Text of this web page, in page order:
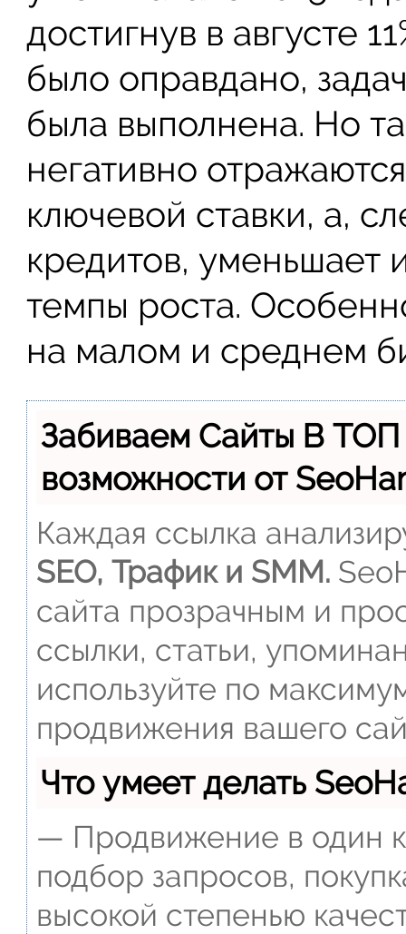
достигнув в августе
было оправдано,
была выполнена. Но
негативно
ключевой ставки, а,
кредитов, уменьшает
темпы роста.
на малом и среднем
Забиваем Сайты В
возможности от
Каждая ссылка
SEO, Трафик и SMM.
сайта прозрачным и
ссылки, статьи,
используйте по
продвижения вашего
Что умеет делать
— Продвижение в один
подбор запросов,
высокой степенью